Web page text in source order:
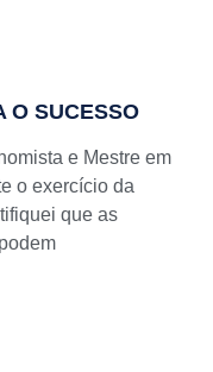
SUCESSO
e Mestre em
o exercício da
que as